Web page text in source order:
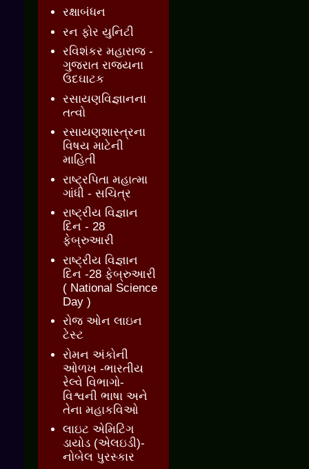
રક્ષાબંધન
રન ફોર યુનિટી
રવિશંકર મહારાજ -
ગુજરાત રાજ્યના
ઉદઘાટક
રસાયણવિજ્ઞાનના
તત્વો
રસાયણશાસ્ત્રના
વિષય માટેની
માહિતી
રાષ્ટ્રપિતા મહાત્મા
ગાંધી - સચિત્ર
રાષ્ટ્રીય વિજ્ઞાન
દિન - 28
ફેબ્રુઆરી
રાષ્ટ્રીય વિજ્ઞાન
દિન -28 ફેબ્રુઆરી
( National Science
Day )
રોજ ઓન લાઇન
ટેસ્ટ
રોમન અંકોની
ઓળખ -ભારતીય
રેલ્વે વિભાગો-
વિશ્વની ભાષા અને
તેના મહાકવિઓ
લાઇટ એમિટિંગ
ડાયોડ (એલઇડી)-
નોબેલ પુરસ્કાર